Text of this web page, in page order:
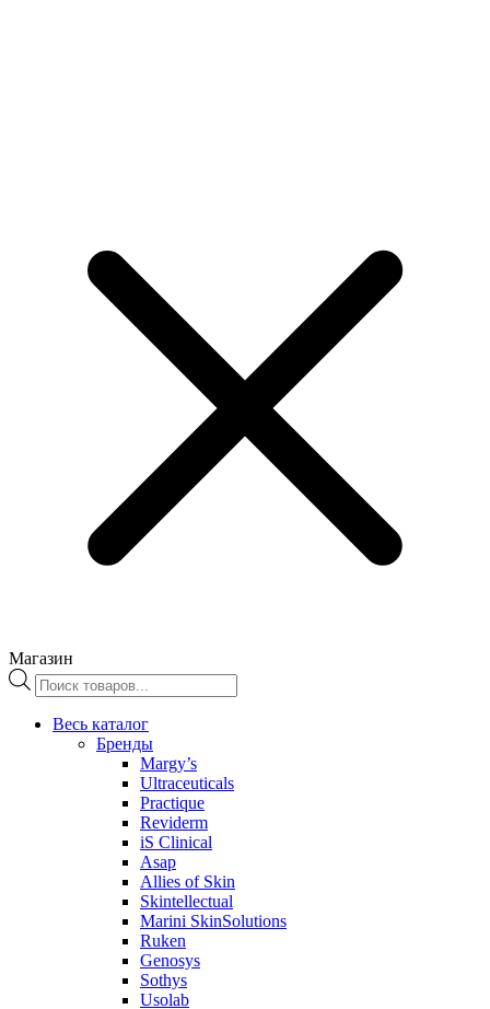
Магазин
Поиск
товаров
Весь каталог
Бренды
Margy’s
Ultraceuticals
Practique
Reviderm
iS Clinical
Asap
Allies of Skin
Skintellectual
Marini SkinSolutions
Ruken
Genosys
Sothys
Usolab